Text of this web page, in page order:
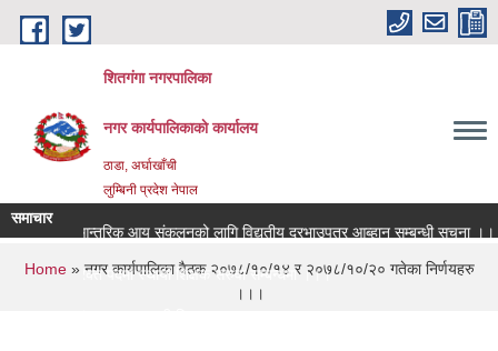
Skip to main content
शितगंगा नगरपालिका
नगर कार्यपालिकाकाे कार्यालय
ठाडा, अर्घाखाँची
लुम्बिनी प्रदेश नेपाल
समाचार
आन्तरिक आय संकलनको लागि विद्युतीय दरभाउपत्र आब्हान सम्बन्धी सूचना ।।।
रिक्त पदमा स्थायी शिक्षक सरुवा सम्बन्धमा ।।।
You are here
Home» नगर कार्यपालिका वैठक २०७८/१०/१४ र २०७८/१०/२० गतेका निर्णयहरु
।।।